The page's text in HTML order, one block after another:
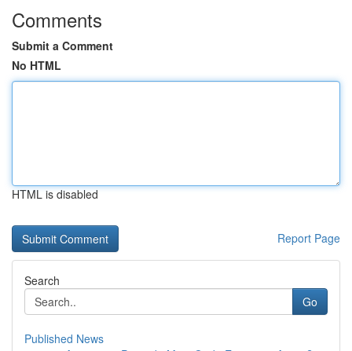
Comments
Submit a Comment
No HTML
HTML is disabled
Report Page
Search
Go
Published News